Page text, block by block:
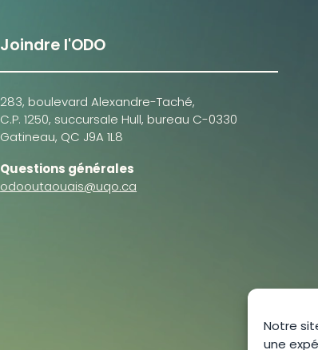
Notre
une
Joindre l'ODO
283, boulevard Alexandre-Taché,
C.P. 1250, succursale Hull, bureau C-0330
Gatineau, QC J9A 1L8
Questions générales
odooutaouais@uqo.ca